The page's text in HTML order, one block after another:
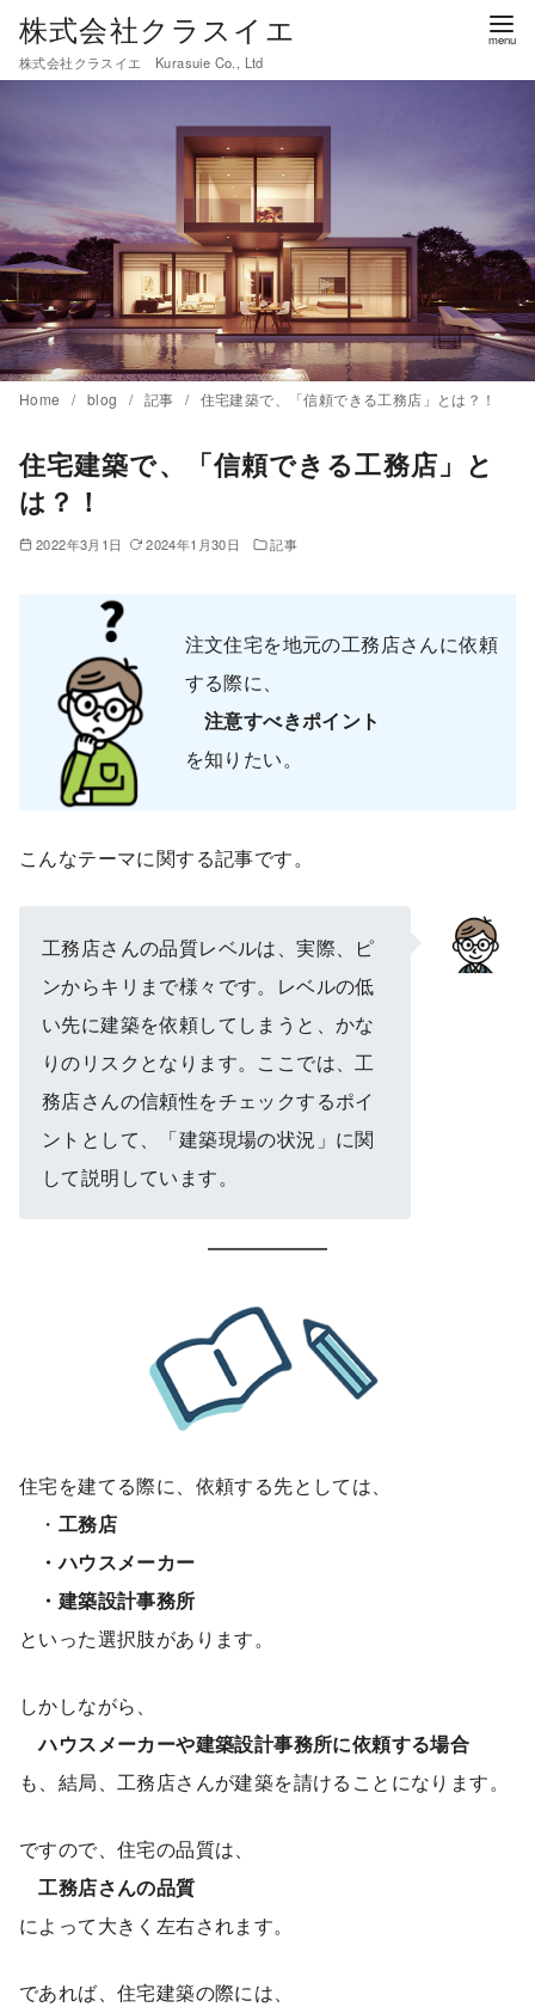
テ
動
株式会社クラスイエ
株式会社クラスイエ Kurasuie Co., Ltd
Home blog 記事 住宅建築で、「信頼できる工務店」とは？！
住宅建築で、「信頼できる工務店」と
は？！
2022年3月1日 2024年1月30日 記事
注文住宅を地元の工務店さんに依頼
する際に、
注意すべきポイント
を知りたい。
こんなテーマに関する記事です。
工務店さんの品質レベルは、実際、ピ
ンからキリまで様々です。レベルの低
い先に建築を依頼してしまうと、かな
りのリスクとなります。ここでは、工
務店さんの信頼性をチェックするポイ
ントとして、「建築現場の状況」に関
して説明しています。
住宅を建てる際に、依頼する先としては、
・ 工務店
・ハウスメーカー
・建築設計事務所
といった選択肢があります。
しかしながら、
ハウスメーカーや建築設計事務所に依頼する場合
も、結局、工務店さんが建築を請けることになります。
ですので、住宅の品質は、
工務店さんの品質
によって大きく左右されます。
であれば、住宅建築の際には、